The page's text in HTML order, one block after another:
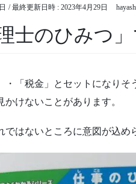
/ 最終更新日時 : 2023年4月29日
理士のひみつ
・「税金」とセットになりそ
かけないことがあります。
ではないところに意図が込め